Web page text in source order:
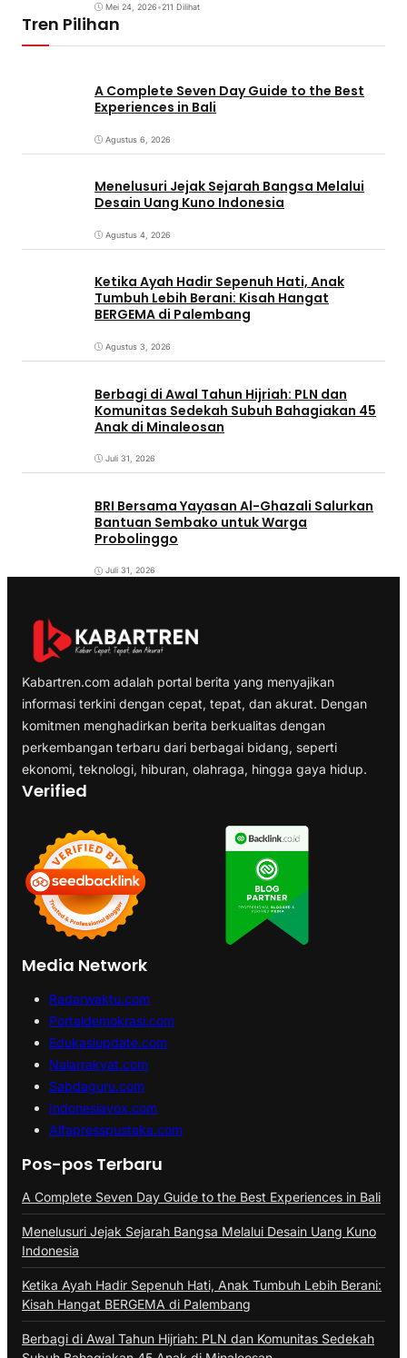
Mei 24, 2026•211 Dilihat
Tren Pilihan
A Complete Seven Day Guide to the Best
Experiences in Bali
Agustus 6, 2026
Menelusuri Jejak Sejarah Bangsa Melalui
Desain Uang Kuno Indonesia
Agustus 4, 2026
Ketika Ayah Hadir Sepenuh Hati, Anak
Tumbuh Lebih Berani: Kisah Hangat
BERGEMA di Palembang
Agustus 3, 2026
Berbagi di Awal Tahun Hijriah: PLN dan
Komunitas Sedekah Subuh Bahagiakan 45
Anak di Minaleosan
Juli 31, 2026
BRI Bersama Yayasan Al-Ghazali Salurkan
Bantuan Sembako untuk Warga
Probolinggo
Juli 31, 2026
Kabartren.com adalah portal berita yang menyajikan
informasi terkini dengan cepat, tepat, dan akurat. Dengan
komitmen menghadirkan berita berkualitas dengan
perkembangan terbaru dari berbagai bidang, seperti
ekonomi, teknologi, hiburan, olahraga, hingga gaya hidup.
Verified
Media Network
Radarwaktu.com
Portaldemokrasi.com
Edukasiupdate.com
Nalarrakyat.com
Sabdaguru.com
Indonesiavox.com
Alfapresspustaka.com
Pos-pos Terbaru
A Complete Seven Day Guide to the Best Experiences in Bali
Menelusuri Jejak Sejarah Bangsa Melalui Desain Uang Kuno
Indonesia
Ketika Ayah Hadir Sepenuh Hati, Anak Tumbuh Lebih Berani:
Kisah Hangat BERGEMA di Palembang
Berbagi di Awal Tahun Hijriah: PLN dan Komunitas Sedekah